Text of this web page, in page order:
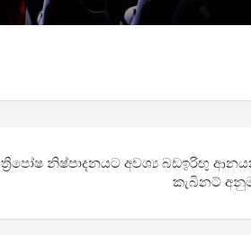
ත්‍රිපෝෂ නිෂ්පාදනයට අවශ්‍ය බඩඉරිඟු
කැබිනට්